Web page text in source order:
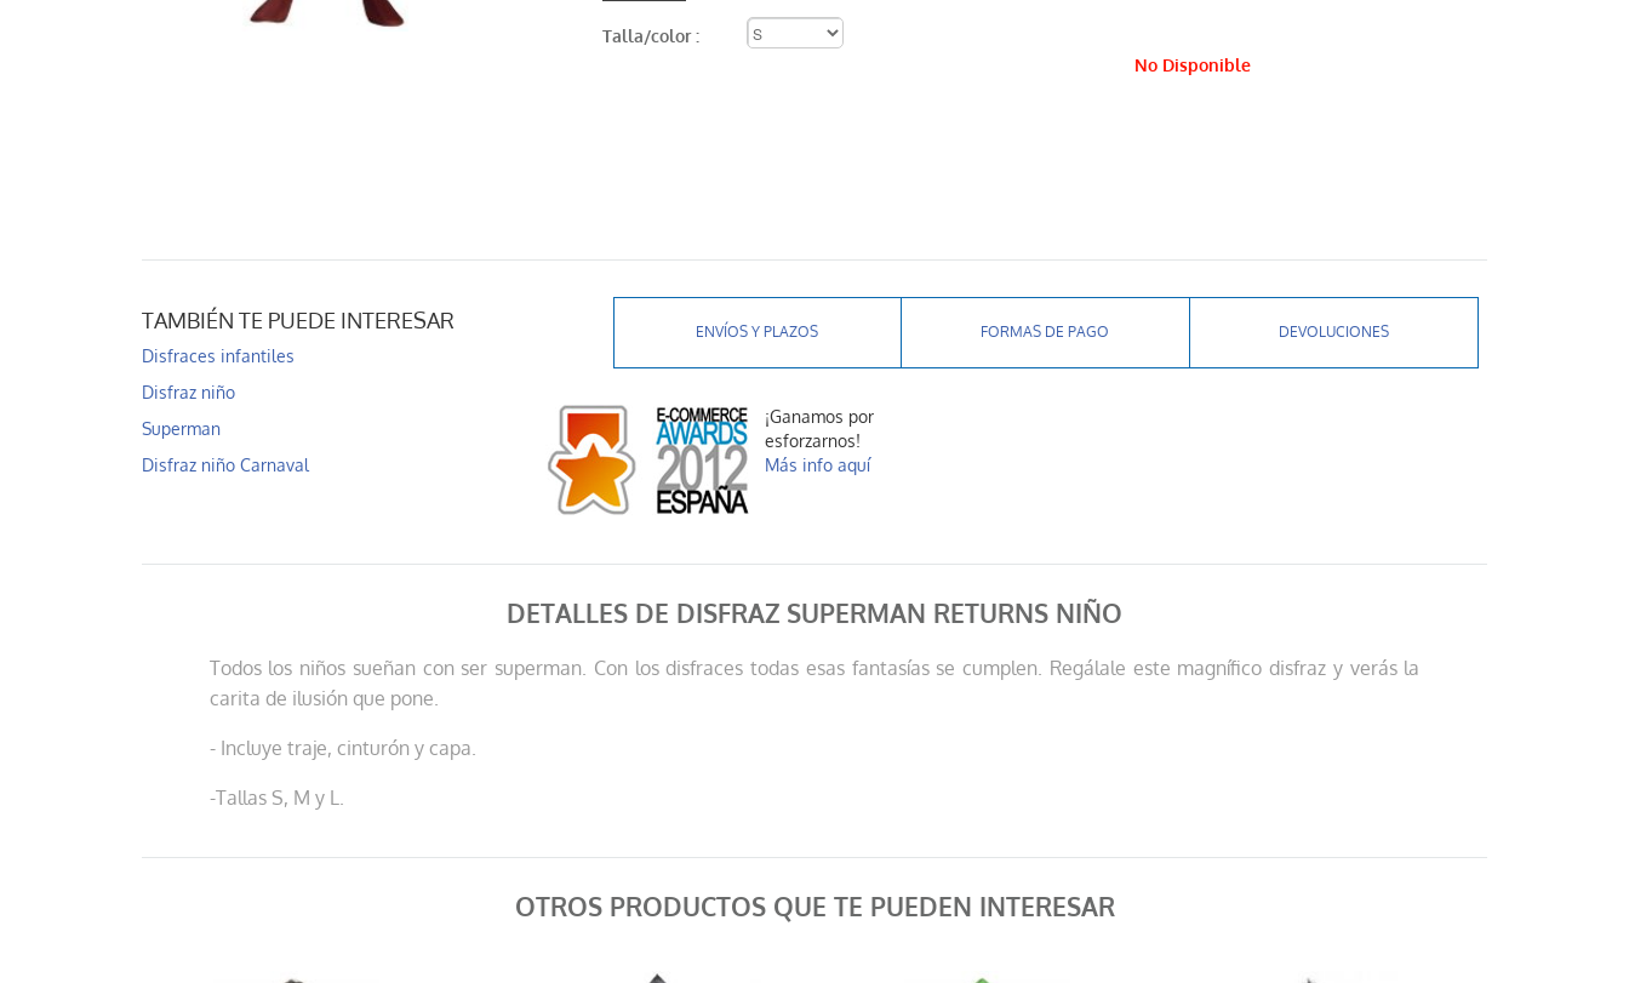
Talla/color :
No Disponible
TAMBIÉN TE PUEDE INTERESAR
Disfraces infantiles
Disfraz niño
Superman
Disfraz niño Carnaval
ENVÍOS Y PLAZOS FORMAS DE PAGO DEVOLUCIONES
¡Ganamos por
esforzarnos!
Más info aquí
DETALLES DE DISFRAZ SUPERMAN RETURNS NIÑO
Todos los niños sueñan con ser superman. Con los disfraces todas esas fantasías se cumplen. Regálale este magnífico disfraz y verás la
carita de ilusión que pone.
- Incluye traje, cinturón y capa.
-Tallas S, M y L.
OTROS PRODUCTOS QUE TE PUEDEN INTERESAR